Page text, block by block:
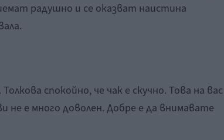
радушно и се оказват наистина
спокойно, че чак е скучно. Това на вас
не е много доволен. Добре е да внимавате